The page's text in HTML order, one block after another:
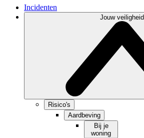
Incidenten
Jouw veiligheid
Risico's
Aardbeving
Bij je
woning